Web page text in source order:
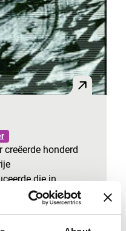
creëerde honderd
die in